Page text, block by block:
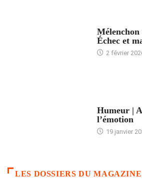
Échec et
2 février
Humeur |
l’émotion
19 janvier
LES DOSSIERS DU MAGAZINE